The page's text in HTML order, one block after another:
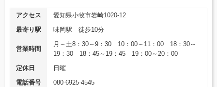
アクセス
愛知県小牧市岩崎1020-12
最寄り駅
味岡駅 徒歩10分
営業時間
月～土8：30～9：30 10：00～11：00 18：30～
19：30 18：45～19：45 19：00～20：00
定休日
日曜
電話番号
080-6925-4545